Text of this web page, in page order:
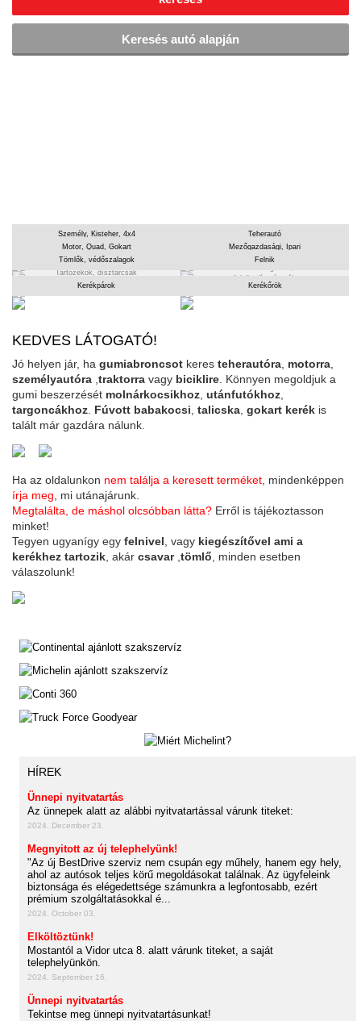
Keresés autó alapján
Ön itt áll: > FőoldalSzemély, Kisteher, 4x4
Teherautó
Motor, Quad, Gokart
Mezőgazdasági, Ipari
Tömlők, védőszalagok
Felnik
Tartozékok, dísztárcsák
felnik, dísztárcsák
Kerékpárok
Kerékőrök
KEDVES LÁTOGATÓ!
Jó helyen jár, ha gumiabroncsot keres teherautóra motorra
személyautóra traktorra vagy biciklire . Könnyen megoldjuk a
gumi beszerzését molnárkocsikhoz utánfutókhoz
targoncákhoz Fúvott babakocsi talicska gokart kerék is
talált már gazdára nálunk.
Ha az oldalunkon nem találja a keresett terméket , mindenképpen
írja meg , mi utánajárunk.
Megtalálta, de máshol olcsóbban látta? Erről is tájékoztasson
minket!
Tegyen ugyanígy egy felnivel , vagy kiegészítővel ami a
kerékhez tartozik , akár csavar, tömlő , minden esetben
válaszolunk!
HÍREK
Ünnepi nyitvatartás
Az ünnepek alatt az alábbi nyitvatartással várunk titeket:
2024. December 23.
Megnyitott az új telephelyünk!
"Az új BestDrive szerviz nem csupán egy műhely, hanem egy hely,
ahol az autósok teljes körű megoldásokat találnak. Az ügyfeleink
biztonsága és elégedettsége számunkra a legfontosabb, ezért
prémium szolgáltatásokkal é...
2024. October 03.
Elköltöztünk!
Mostantól a Vidor utca 8. alatt várunk titeket, a saját
telephelyünkön.
2024. September 16.
Ünnepi nyitvatartás
Tekintse meg ünnepi nyitvatartásunkat!